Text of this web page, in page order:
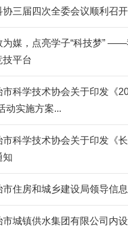
协三届四次全委会议顺利召开
为媒，点亮学子“科技梦”
技平台
市科学技术协会关于印发《
动实施方案...
市科学技术协会关于印发《
知
市住房和城乡建设局领导信息
市城镇供水集团有限公司内